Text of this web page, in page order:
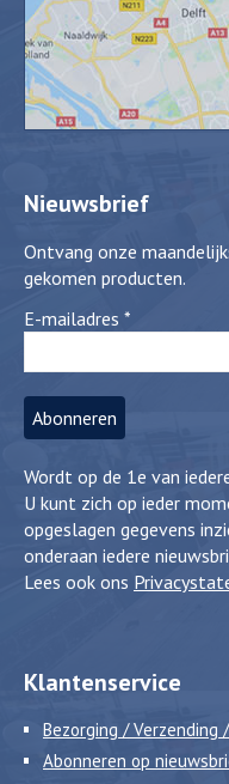
Nieuwsbrief
Ontvang onze
gekomen producten.
E-mailadres *
Wordt op de 1e van
U kunt zich op ieder
opgeslagen gegevens
onderaan iedere
Lees ook ons
Klantenservice
Bezorging / Verzending
Abonneren op